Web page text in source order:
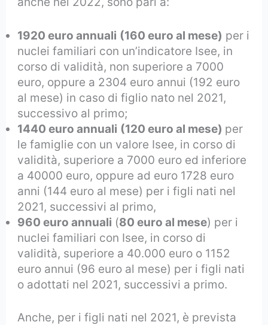
1920 euro annuali (160 euro al mese) per i
nuclei familiari con un’indicatore Isee, in
corso di validità, non superiore a 7000
euro, oppure a 2304 euro annui (192 euro
al mese) in caso di figlio nato nel 2021,
successivo al primo;
1440 euro annuali (120 euro al mese) per
le famiglie con un valore Isee, in corso di
validità, superiore a 7000 euro ed inferiore
a 40000 euro, oppure ad euro 1728 euro
anni (144 euro al mese) per i figli nati nel
2021, successivi al primo,
960 euro annuali (80 euro al mese) per i
nuclei familiari con Isee, in corso di
validità, superiore a 40.000 euro o 1152
euro annui (96 euro al mese) per i figli nati
o adottati nel 2021, successivi a primo.
Anche, per i figli nati nel 2021, è prevista